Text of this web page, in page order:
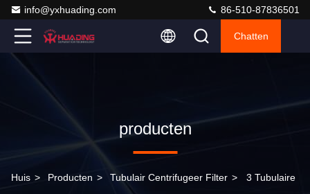
info@yxhuading.com 86-510-87836501
Chatten
producten
Huis > Producten > Tubulair Centrifugeer Filter > 3 Tubulaire